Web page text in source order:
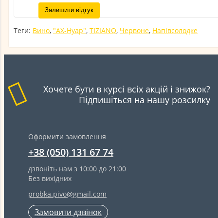
Залишити відгук
Теги: Вино, "АХ-Нуар", TIZIANO, Червоне, Напівсолодке
Хочете бути в курсі всіх акцій і знижок?
Підпишіться на нашу розсилку
Оформити замовлення
+38 (050) 131 67 74
дзвоніть нам з 10:00 до 21:00
Без вихідних
probka.pivo@gmail.com
Замовити дзвінок